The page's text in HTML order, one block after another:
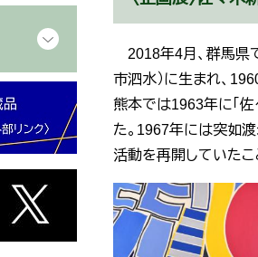
2018年4月、群馬県
市泗水）に生まれ、
熊本では1963年に「
た。1967年には突如
活動を再開していたこ